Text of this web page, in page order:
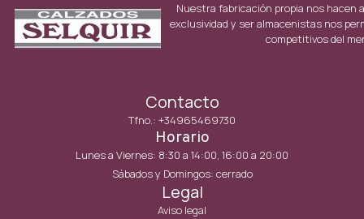
Nuestra fabricación propia nos hacen
exclusividad y ser almacenistas nos
competitivos del
Legal
Aviso legal
Horario
Lunes a Viernes: 8:30 a 14:00, 16:00 a 20:00
Sábados y Domingos: cerrado
Contacto
Tfno.: +34965469730